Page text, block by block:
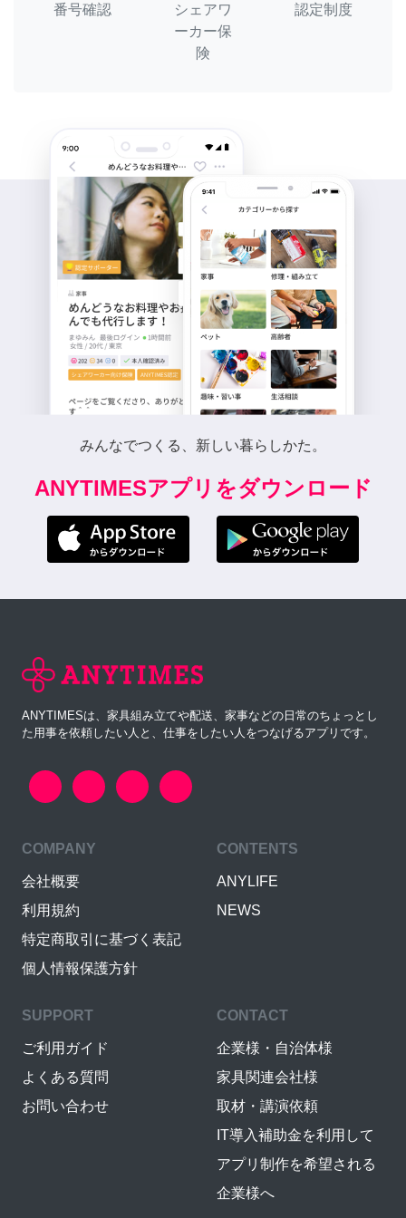
番号確認
シェアワ
ーカー保
険
認定制度
みんなでつくる、新しい暮らしかた。
ANYTIMESアプリをダウンロード
ANYTIMESは、家具組み立てや配送、家事などの日常のちょっとし
た用事を依頼したい人と、仕事をしたい人をつなげるアプリです。
COMPANY
会社概要
利用規約
特定商取引に基づく表記
個人情報保護方針
CONTENTS
ANYLIFE
NEWS
SUPPORT
ご利用ガイド
よくある質問
お問い合わせ
CONTACT
企業様・自治体様
家具関連会社様
取材・講演依頼
IT導入補助金を利用して
アプリ制作を希望される
企業様へ